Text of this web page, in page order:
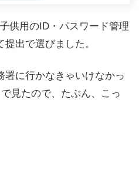
供用のID・パスワード管理
出で選びました。
署に行かなきゃいけなかっ
見たので、たぶん、こっ